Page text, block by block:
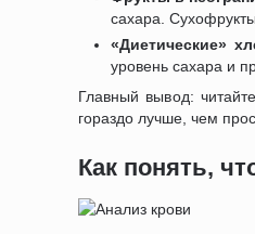
сахара.
«Диетические»
уровень сахара и
Главный вывод:
гораздо лучше, чем
Как понять,